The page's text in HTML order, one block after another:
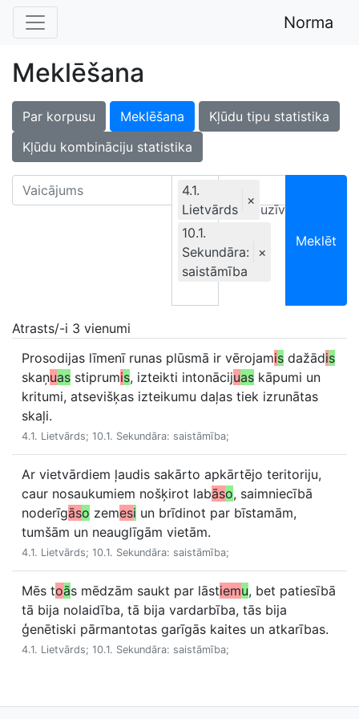
Norma
Meklēšana
Par korpusu Meklēšana
Kļūdu tipu statistika
Kļūdu kombināciju statistika
4.1.
Lietvārds
×
10.1.
Sekundāra:
saistāmība
×
Ekskluzīvi
Meklēt
Atrasts/-i 3 vienumi
Prosodijas līmenī runas plūsmā ir vērojamis dažādis
skaņuas stiprumis, izteikti intonācijuas kāpumi un
kritumi, atsevišķas izteikumu daļas tiek izrunātas
skaļi.
4.1. Lietvārds; 10.1. Sekundāra: saistāmība;
Ar vietvārdiem ļaudis sakārto apkārtējo teritoriju,
caur nosaukumiem nošķirot labāso, saimniecībā
noderīgāso zemesi un brīdinot par bīstamām,
tumšām un neauglīgām vietām.
4.1. Lietvārds; 10.1. Sekundāra: saistāmība;
Mēs toās mēdzām saukt par lāstiemu, bet patiesībā
tā bija nolaidība, tā bija vardarbība, tās bija
ģenētiski pārmantotas garīgās kaites un atkarības.
4.1. Lietvārds; 10.1. Sekundāra: saistāmība;